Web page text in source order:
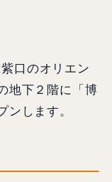
口のオリエン
地下２階に「博
ンします。